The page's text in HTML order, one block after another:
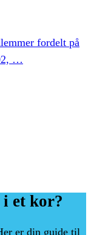
fordelt på
…
i et kor?
er din guide til